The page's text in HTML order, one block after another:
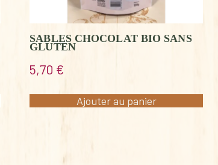
SABLES CHOCOLAT BIO SANS
GLUTEN
5,70 €
Ajouter au panier